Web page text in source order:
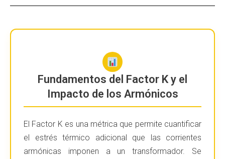
Fundamentos del Factor K y el
Impacto de los Armónicos
El Factor K es una métrica que permite cuantificar
el estrés térmico adicional que las corrientes
armónicas imponen a un transformador. Se